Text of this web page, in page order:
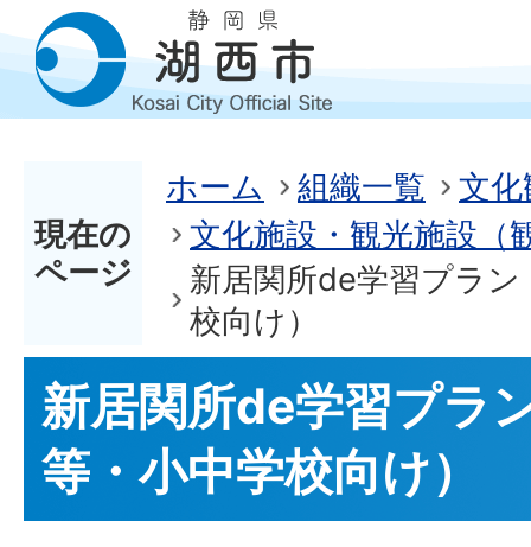
現在の
ページ
ホーム 組織一覧
文化
文化施設・観光施設（
新居関所de学習プラ
校向け）
新居関所de学習プラ
等・小中学校向け）